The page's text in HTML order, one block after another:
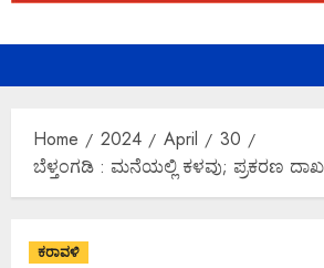
Home 2024 April
30
ಬೆಳ್ತಂಗಡಿ : ಮನೆಯಲ್ಲಿ ಕಳವು; ಪ್ರಕರಣ
ಕರಾವಳಿ